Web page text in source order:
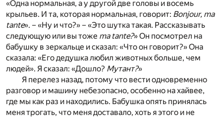
«Одна нормальная, а у другой две головы и восемь
крыльев. И та, которая нормальная, говорит: Bonjour, ma
tante». – «Ну и что?» – «Это шутка такая. Рассказывать
следующую или вы тоже ma tante?» Он посмотрел на
бабушку в зеркальце и сказал: «Что он говорит?» Она
сказала: «Его дедушка любил животных больше, чем
людей». Я сказал: «Дошло? Мутант?»
Я перелез назад, потому что вести одновременно
разговор и машину небезопасно, особенно на хайвее,
где мы как раз и находились. Бабушка опять принялась
меня трогать, что меня доставало, хоть я этого и не